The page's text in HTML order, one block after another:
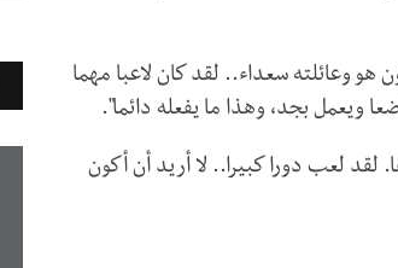
وعائلته سعداء.. لقد كان لاعبا مهما
ويعمل بجد، وهذا ما يفعله دائما".
لعب دورا كبيرا.. لا أريد أن أكون